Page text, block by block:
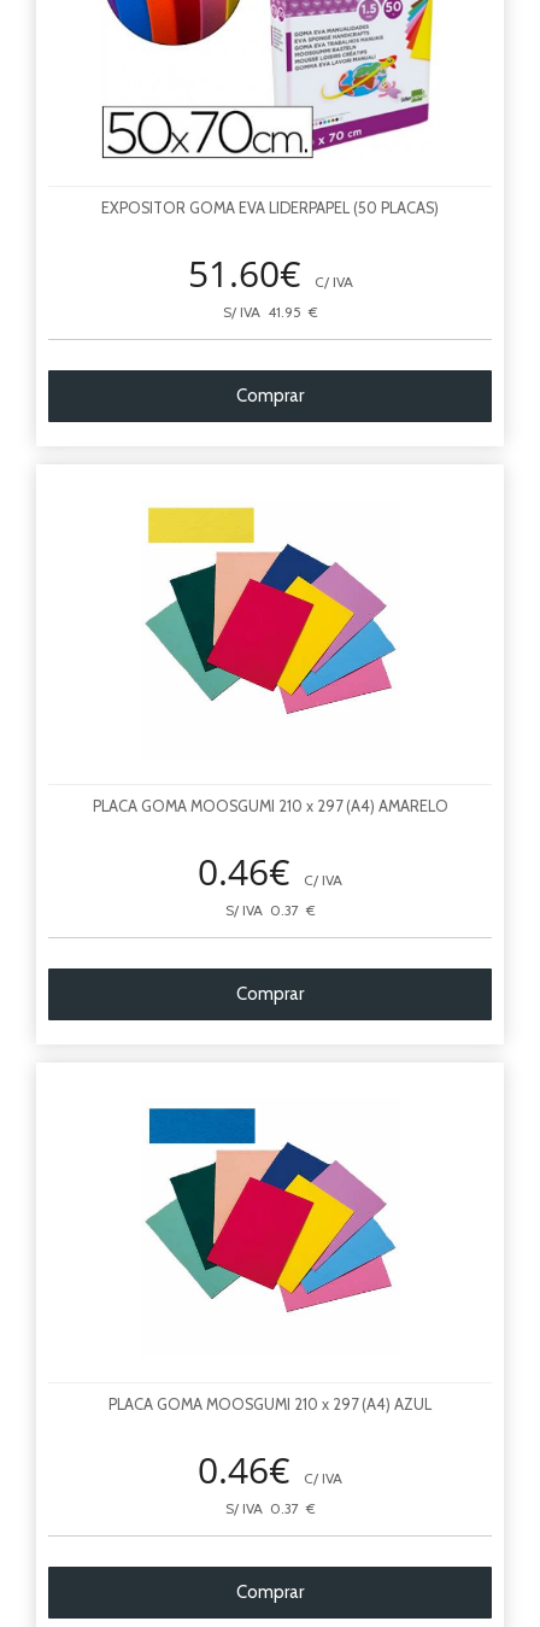
EXPOSITOR GOMA EVA LIDERPAPEL (50 PLACAS)
51.60€
C/ IVA
S/ IVA 41.95 €
Comprar
PLACA GOMA MOOSGUMI 210 x 297 (A4) AMARELO
0.46€
C/ IVA
S/ IVA 0.37 €
Comprar
PLACA GOMA MOOSGUMI 210 x 297 (A4) AZUL
0.46€
C/ IVA
S/ IVA 0.37 €
Comprar